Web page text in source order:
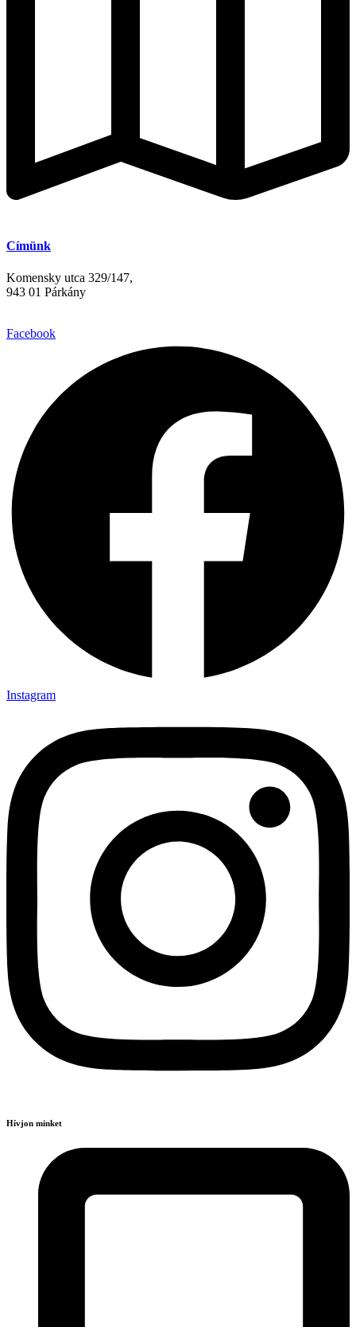
Címünk
Komensky utca 329/147,
943 01 Párkány
Facebook
Instagram
Hívjon minket